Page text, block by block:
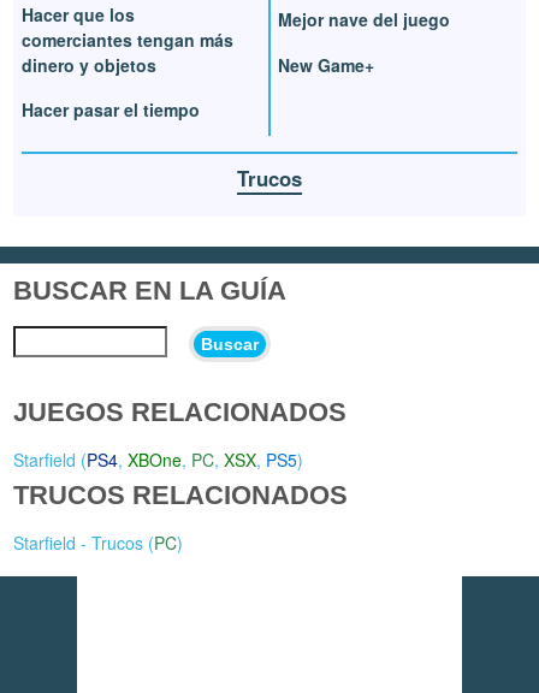
Hacer que los
comerciantes tengan más
dinero y objetos
Hacer pasar el tiempo
Mejor nave del juego
New Game+
Trucos
BUSCAR EN LA GUÍA
Buscar
JUEGOS RELACIONADOS
Starfield (PS4,XBOne, PC,XSX, PS5)
TRUCOS RELACIONADOS
Starfield - Trucos (PC)